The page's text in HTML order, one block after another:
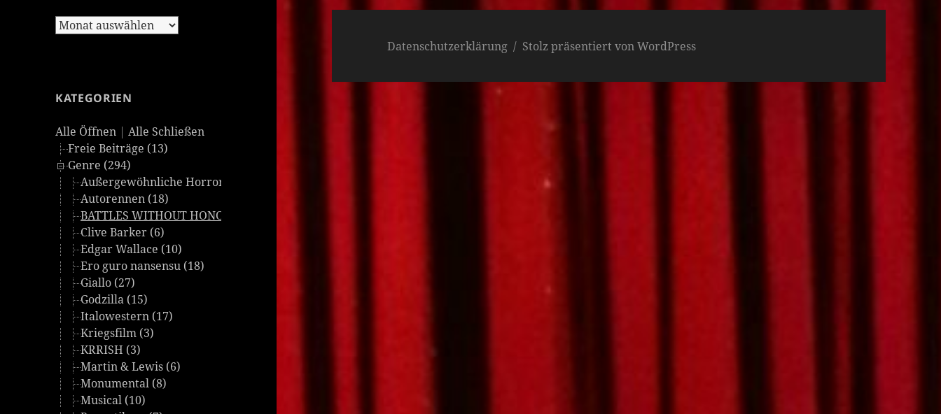
Archiv
KATEGORIEN
Alle Öffnen |Alle Schließen
Freie Beiträge (13)
Genre (294)
Außergewöhnliche Horrorfilme (24)
Autorennen (18)
BATTLES WITHOUT HONOR AND HUMANITY (5)
Clive Barker (6)
Edgar Wallace (10)
Ero guro nansensu (18)
Giallo (27)
Godzilla (15)
Italowestern (17)
Kriegsfilm (3)
KRRISH (3)
Martin & Lewis (6)
Monumental (8)
Musical (10)
Datenschutzerklärung Stolz präsentiert von WordPress